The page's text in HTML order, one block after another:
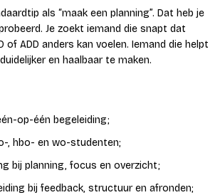
als “maak een planning”. Dat heb je
Je zoekt iemand die snapt dat
of ADD anders kan voelen. Iemand die helpt
en haalbaar te maken.
op-één begeleiding;
, hbo- en wo-studenten;
bij planning, focus en overzicht;
bij feedback, structuur en afronden;